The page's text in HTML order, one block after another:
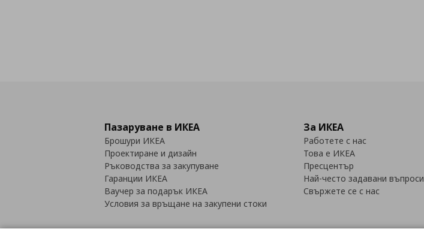
Пазаруване в ИКЕА
Брошури ИКЕА
Проектиране и дизайн
Ръководства за закупуване
Гаранции ИКЕА
Ваучер за подарък ИКЕА
Условия за връщане на закупени стоки
За ИКЕА
Работете с нас
Това е ИКЕА
Пресцентър
Най-често задавани въпроси
Свържете се с нас